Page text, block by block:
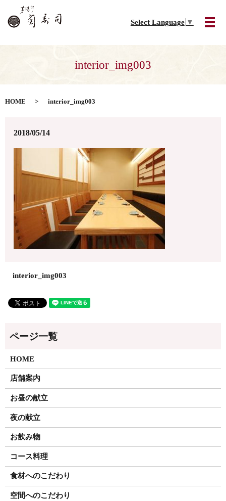
Select Language ▼
メ
interior_img003
HOME interior_img003
2018/05/14
interior_img003
HOME
店舗案内
お昼の献立
夜の献立
お飲み物
コース料理
食材へのこだわり
空間へのこだわり